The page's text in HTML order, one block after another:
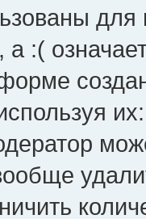
а :(